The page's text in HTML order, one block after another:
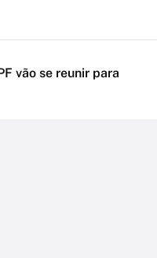
vão se reunir para